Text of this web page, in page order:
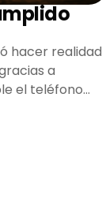
hacer realidad
a
el teléfono